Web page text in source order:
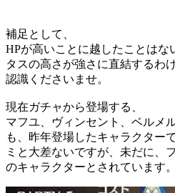
補足として、
HPが高いことに越したことはな
タスの高さが強さに直結するわ
認識くださいませ。
現在ガチャから登場する、
マフユ、ヴィンセント、ベルメ
も、昨年登場したキャラクター
ミと大差ないですが、未だに、
のキャラクターとされています。